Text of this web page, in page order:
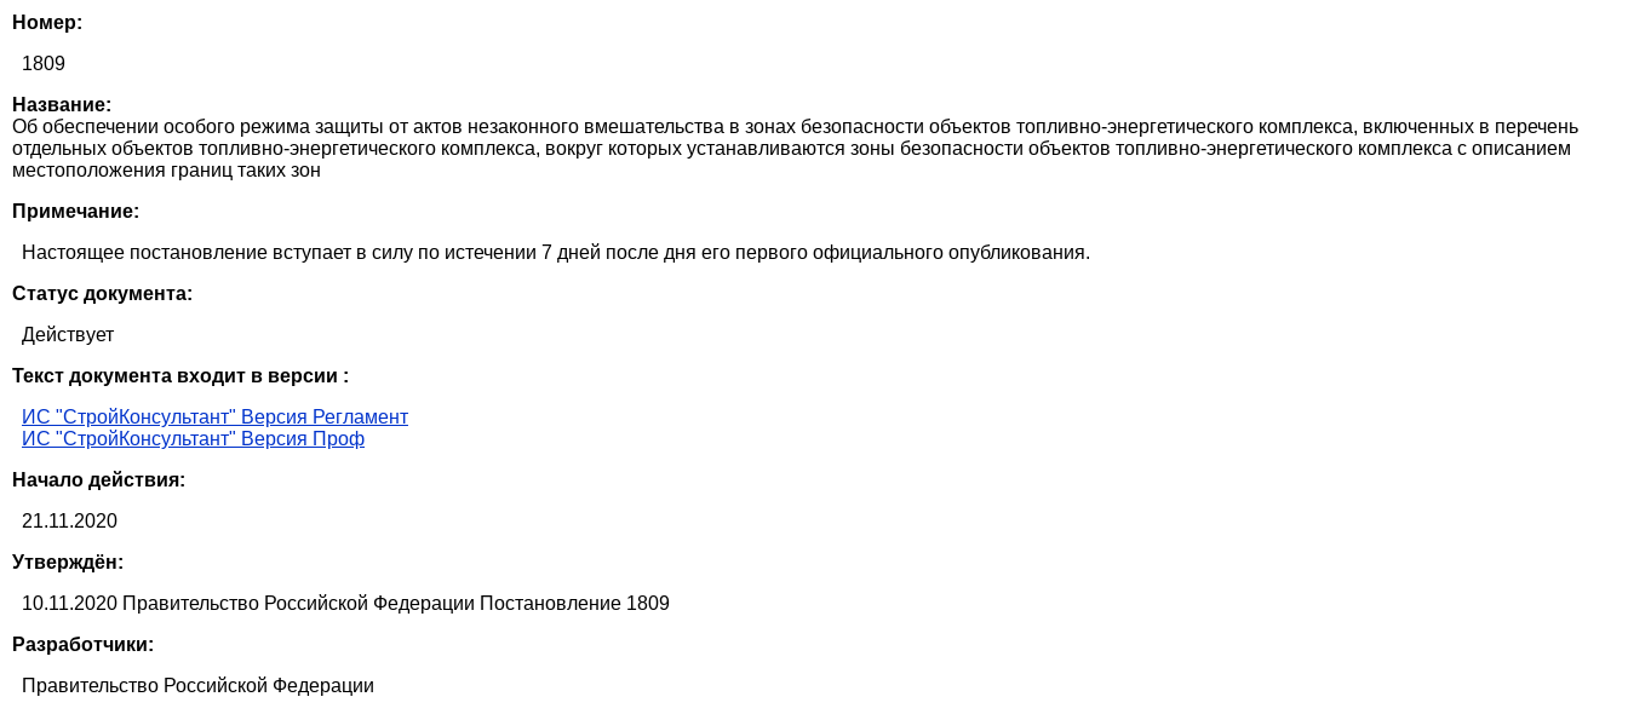
Номер:
1809
Название:
Об обеспечении особого режима защиты от актов незаконного вмешательства в зонах безопасности объектов топливно-энергетического комплекса, включенных в перечень
отдельных объектов топливно-энергетического комплекса, вокруг которых устанавливаются зоны безопасности объектов топливно-энергетического комплекса с описанием
местоположения границ таких зон
Примечание:
Настоящее постановление вступает в силу по истечении 7 дней после дня его первого официального опубликования.
Статус документа:
Действует
Текст документа входит в версии :
ИС "СтройКонсультант" Версия Регламент
ИС "СтройКонсультант" Версия Проф
Начало действия:
21.11.2020
Утверждён:
10.11.2020 Правительство Российской Федеpации Постановление 1809
Разработчики:
Правительство Российской Федерации